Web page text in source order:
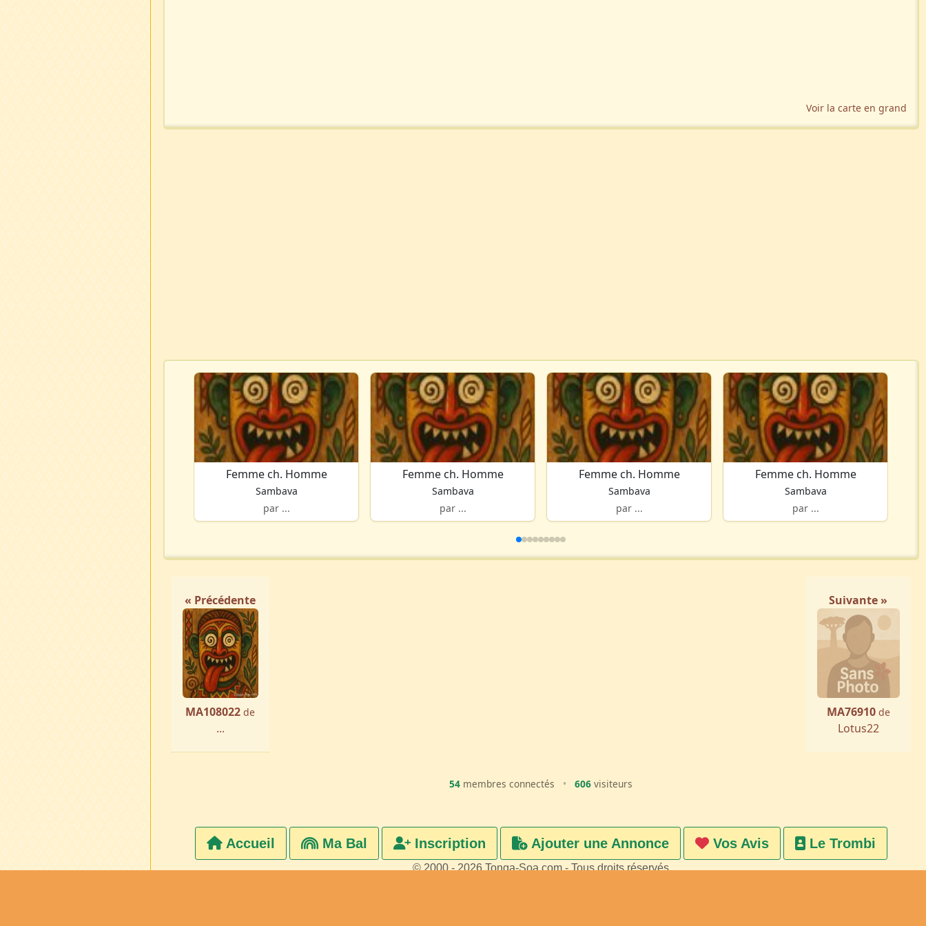
Voir la carte en grand
Femme ch. Homme
Sambava
par ...
Femme ch. Homme
Sambava
par ...
Femme ch. Homme
Sambava
par ...
Femme ch. Homme
Sambava
par ...
« Précédente
MA108022 de
...
Suivante »
MA76910 de
Lotus22
54 membres connectés • 606 visiteurs
Accueil Ma Bal Inscription Ajouter une Annonce Vos Avis Le Trombi
© 2000 - 2026 Tonga-Soa.com - Tous droits réservés